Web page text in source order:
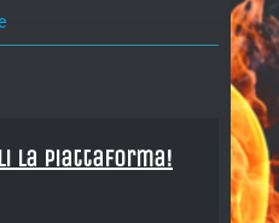
la piattaforma!